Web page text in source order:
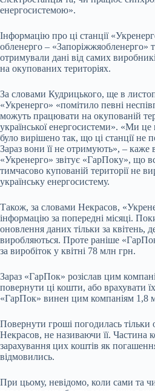
енергосистемою».
Інформацію про ці станції
обленерго – «Запоріжжяобленерго»
отримували дані від самих
на окупованих територіях.
За словами Кудрицького, ще в
«Укренерго» «помітило певні
можуть працювати на окупованій
української енергосистеми». «Ми
було вирішено так, що ці станції не
Зараз вони її не отримують», – каже
«Укренерго» звітує «ГарПоку», що
тимчасово купованій території не
українську енергосистему.
Також, за словами Некрасов,
інформацію за попередні місяці.
оновлення даних тільки за квітень,
виробляються. Проте раніше
за виробіток у квітні 78 млн грн.
Зараз «ГарПок» розіслав цим
повернути ці кошти, або врахувати
«ГарПок» винен цим компаніям 1,8
Повернути гроші погодилась тільки
Некрасов, не називаючи її. Частина
зарахування цих коштів як
відмовились.
При цьому, невідомо, коли сами та чи